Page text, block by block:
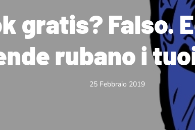
gratis? Falso.
rubano i
25 Febbraio 2019